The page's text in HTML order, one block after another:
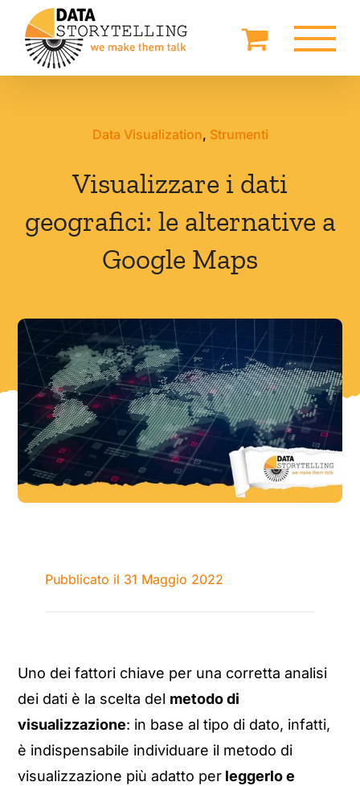
contenuto
Data Visualization, Strumenti
Visualizzare i dati
geografici: le alternative a
Google Maps
Pubblicato il 31 Maggio 2022
Uno dei fattori chiave per una corretta analisi
dei dati è la scelta del metodo di
visualizzazione: in base al tipo di dato, infatti,
è indispensabile individuare il metodo di
visualizzazione più adatto per leggerlo e